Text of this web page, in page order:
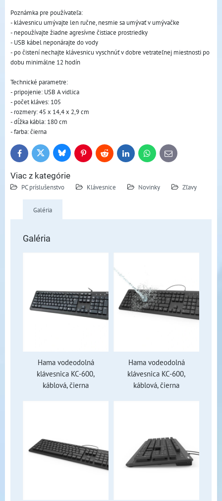
Poznámka pre používateľa:
- klávesnicu umývajte len ručne, nesmie sa umývať v umývačke
- nepoužívajte žiadne agresívne čistiace prostriedky
- USB kábel neponárajte do vody
- po čistení nechajte klávesnicu vyschnúť v dobre vetrateľnej miestnosti po
dobu minimálne 12 hodín
Technické parametre:
- pripojenie: USB A vidlica
- počet kláves: 105
- rozmery: 45 x 14,4 x 2,9 cm
- dĺžka kábla: 180 cm
- farba: čierna
FacebookTwitter BlueskyPinterestReddit LinkedInWhatsApp
E-
mail
Viac z kategórie
PC príslušenstvo Klávesnice Novinky Zľavy
Galéria
Galéria
Hama vodeodolná
klávesnica KC-600,
káblová, čierna
Hama vodeodolná
klávesnica KC-600,
káblová, čierna